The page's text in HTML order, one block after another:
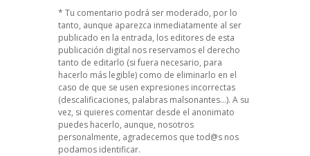
* Tu comentario podrá ser moderado, por lo
tanto, aunque aparezca inmediatamente al ser
publicado en la entrada, los editores de esta
publicación digital nos reservamos el derecho
tanto de editarlo (si fuera necesario, para
hacerlo más legible) como de eliminarlo en el
caso de que se usen expresiones incorrectas
(descalificaciones, palabras malsonantes…). A su
vez, si quieres comentar desde el anonimato
puedes hacerlo, aunque, nosotros
personalmente, agradecemos que tod@s nos
podamos identificar.